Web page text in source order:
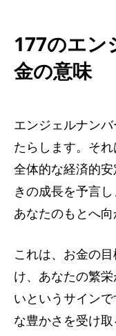
177のエン
金の意味
エンジェルナン
たらします。そ
全体的な経済的
きの成長を予言
あなたのもとへ向
これは、お金の
け、あなたの繁
いというサイン
な豊かさを受け